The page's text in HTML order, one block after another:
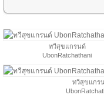
ทวีสุขแกรนด์
UbonRatchathani
ทวีสุขแกร